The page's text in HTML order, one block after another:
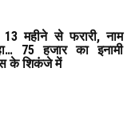
महीने से फरारी, नाम
75 हजार का इनामी
के शिकंजे में